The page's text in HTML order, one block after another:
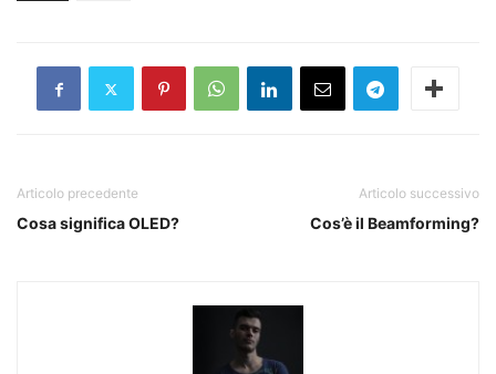
Articolo precedente
Cosa significa OLED?
Articolo successivo
Cos’è il Beamforming?